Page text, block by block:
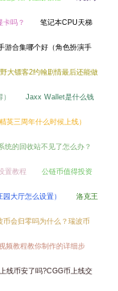
卡吗？ 笔记本CPU天梯
游合集哪个好（角色扮演手
大镖客2约翰剧情最后还能做
Jaxx Wallet是什么钱
英三周年什么时候上线）
统的回收站不见了怎么办？
置教程 公链币值得投资
大厅怎么设置） 洛克王
币会归零吗为什么？瑞波币
频教程教你制作的详细步
线币安了吗?CGG币上线交